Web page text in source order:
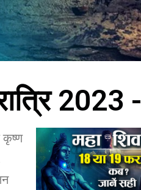
2023 -
कृष्ण